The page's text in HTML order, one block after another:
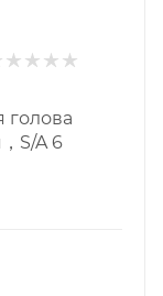
голова
S/A 6